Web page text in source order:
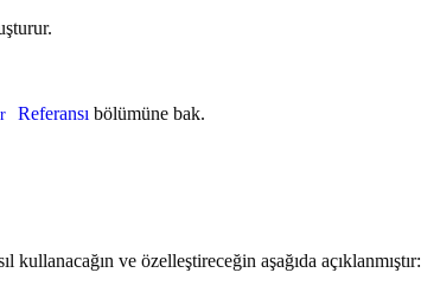
Referansı bölümüne bak.
kullanacağın ve özelleştireceğin aşağıda açıklanmıştır: